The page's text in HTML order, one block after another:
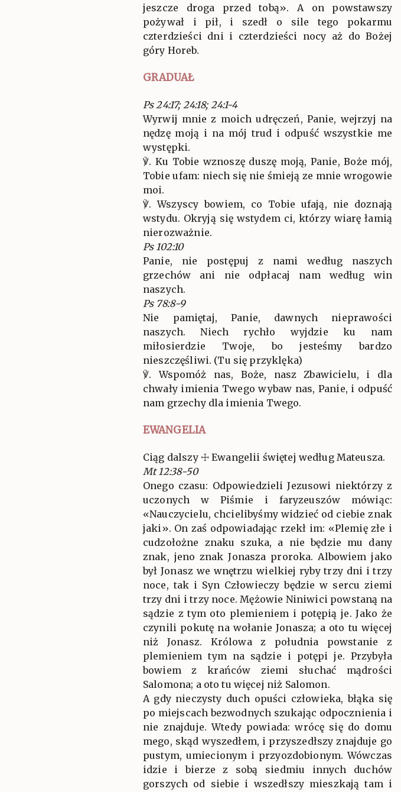
jeszcze droga przed tobą». A on powstawszy
pożywał i pił, i szedł o sile tego pokarmu
czterdzieści dni i czterdzieści nocy aż do Bożej
góry Horeb.
GRADUAŁ
Ps 24:17; 24:18; 24:1-4
Wyrwij mnie z moich udręczeń, Panie, wejrzyj na
nędzę moją i na mój trud i odpuść wszystkie me
występki.
℣. Ku Tobie wznoszę duszę moją, Panie, Boże mój,
Tobie ufam: niech się nie śmieją ze mnie wrogowie
moi.
℣. Wszyscy bowiem, co Tobie ufają, nie doznają
wstydu. Okryją się wstydem ci, którzy wiarę łamią
nierozważnie.
Ps 102:10
Panie, nie postępuj z nami według naszych
grzechów ani nie odpłacaj nam według win
naszych.
Ps 78:8-9
Nie pamiętaj, Panie, dawnych nieprawości
naszych. Niech rychło wyjdzie ku nam
miłosierdzie Twoje, bo jesteśmy bardzo
nieszczęśliwi. (Tu się przyklęka)
℣. Wspomóż nas, Boże, nasz Zbawicielu, i dla
chwały imienia Twego wybaw nas, Panie, i odpuść
nam grzechy dla imienia Twego.
EWANGELIA
Ciąg dalszy ☩ Ewangelii świętej według Mateusza.
Mt 12:38-50
Onego czasu: Odpowiedzieli Jezusowi niektórzy z
uczonych w Piśmie i faryzeuszów mówiąc:
«Nauczycielu, chcielibyśmy widzieć od ciebie znak
jaki». On zaś odpowiadając rzekł im: «Plemię złe i
cudzołożne znaku szuka, a nie będzie mu dany
znak, jeno znak Jonasza proroka. Albowiem jako
był Jonasz we wnętrzu wielkiej ryby trzy dni i trzy
noce, tak i Syn Człowieczy będzie w sercu ziemi
trzy dni i trzy noce. Mężowie Niniwici powstaną na
sądzie z tym oto plemieniem i potępią je. Jako że
czynili pokutę na wołanie Jonasza; a oto tu więcej
niż Jonasz. Królowa z południa powstanie z
plemieniem tym na sądzie i potępi je. Przybyła
bowiem z krańców ziemi słuchać mądrości
Salomona; a oto tu więcej niż Salomon.
A gdy nieczysty duch opuści człowieka, błąka się
po miejscach bezwodnych szukając odpocznienia i
nie znajduje. Wtedy powiada: wrócę się do domu
mego, skąd wyszedłem, i przyszedłszy znajduje go
pustym, umiecionym i przyozdobionym. Wówczas
idzie i bierze z sobą siedmiu innych duchów
gorszych od siebie i wszedłszy mieszkają tam i